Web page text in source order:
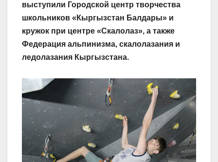
выступили Городской центр творчества
школьников «Кыргызстан Балдары» и
кружок при центре «Скалолаз», а также
Федерация альпинизма, скалолазания и
ледолазания Кыргызстана.